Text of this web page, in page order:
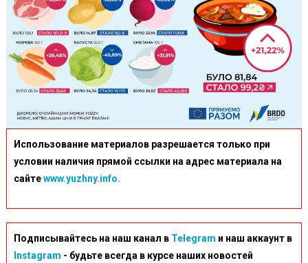
Использование материалов разрешается только при
условии наличия прямой ссылки на адрес материала на
сайтеwww.yuzhny.info.
Подписывайтесь на наш канал в Telegram и наш аккаунт в
Instagram - будьте всегда в курсе наших новостей